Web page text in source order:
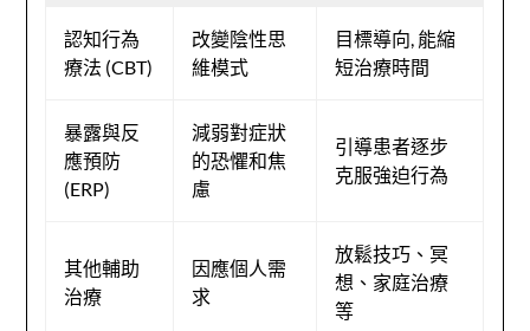
認知行為
療法 (CBT)
改變陰性思
維模式
目標導向, 能縮
短治療時間
暴露與反
應預防
(ERP)
減弱對症狀
的恐懼和焦
慮
引導患者逐步
克服強迫行為
其他輔助
治療
因應個人需
求
放鬆技巧、冥
想、家庭治療
等